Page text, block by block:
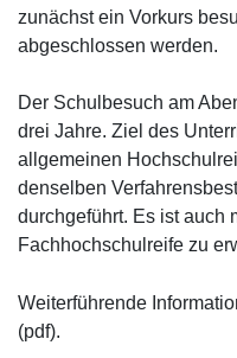
zunächst ein Vorkurs
abgeschlossen werden.
Der Schulbesuch am
drei Jahre. Ziel des
allgemeinen
denselben
durchgeführt. Es ist auch
Fachhochschulreife zu
Weiterführende
(pdf).